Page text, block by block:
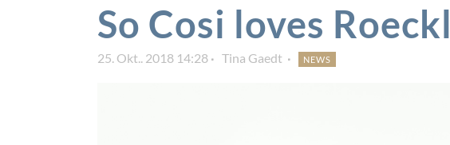
So Cosi loves Roeckl
25. Okt.. 2018 14:28 Tina Gaedt NEWS